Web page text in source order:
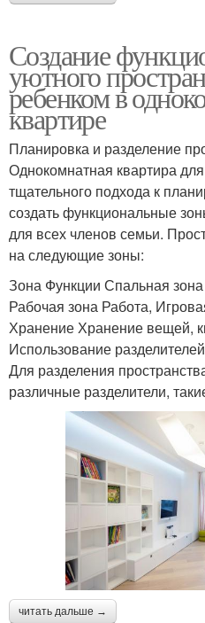
Создание
уютного
ребенком в
квартире
Планировка и разделение
Однокомнатная квартира
тщательного подхода к
создать функциональные
для всех членов семьи.
на следующие зоны:
Зона Функции Спальная
Рабочая зона Работа,
Хранение Хранение вещей,
Использование разделителей
Для разделения
различные разделители,
читать дальше →